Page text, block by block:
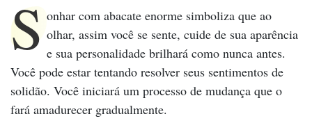
S onhar com abacate enorme simboliza que ao
olhar, assim você se sente, cuide de sua aparência
e sua personalidade brilhará como nunca antes.
Você pode estar tentando resolver seus sentimentos de
solidão. Você iniciará um processo de mudança que o
fará amadurecer gradualmente.